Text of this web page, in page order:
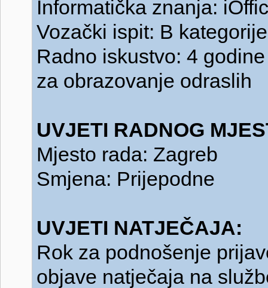
Informatička znanja:
Vozački ispit: B kategorije
Radno iskustvo: 4
za obrazovanje odraslih
UVJETI RADNOG
Mjesto rada: Zagreb
Smjena: Prijepodne
UVJETI NATJEČAJA:
Rok za podnošenje
objave natječaja na